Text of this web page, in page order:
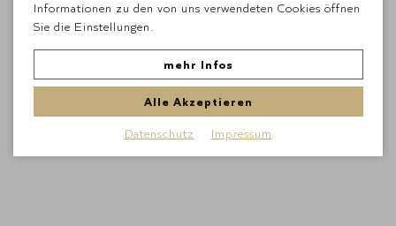
Informationen zu den von uns verwendeten Cookies öffnen
Sie die Einstellungen.
mehr Infos
Alle Akzeptieren
Datenschutz Impressum